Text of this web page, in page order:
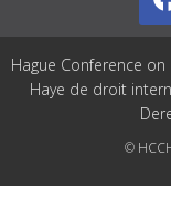
Hague Conference
Haye de droit
©